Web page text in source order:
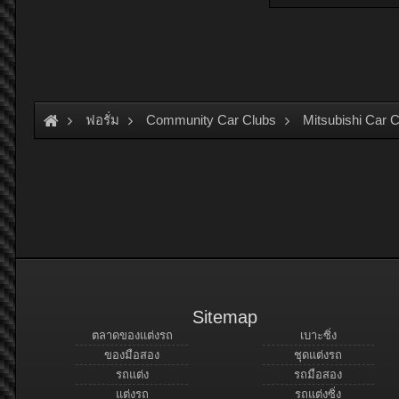
ฟอรั่ม Community Car Clubs Mitsubishi Car
Sitemap
ตลาดของแต่งรถ
ของมือสอง
รถแต่ง
แต่งรถ
เบาะซิ่ง
ชุดแต่งรถ
รถมือสอง
รถแต่งซิ่ง